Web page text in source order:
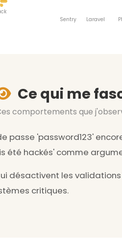
Sentry Laravel
Ce qui me
comportements que
passe 'password123'
été hackés' comme
désactivent les
critiques.